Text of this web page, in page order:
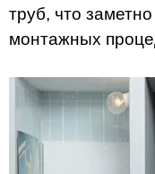
труб, что
монтажных